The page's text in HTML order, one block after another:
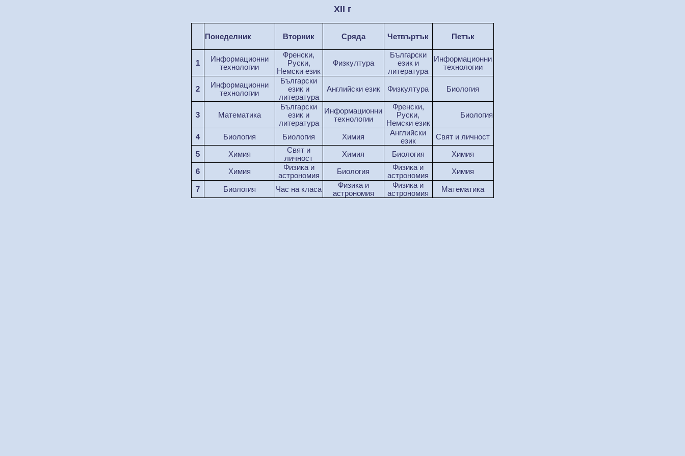
XII г
Понеделник Вторник Сряда Четвъртък Петък
1
Информационни
технологии
Френски,
Руски,
Немски език
Физкултура
Български
език и
литература
Информационни
технологии
2
Информационни
технологии
Български
език и
литература
Английски език Физкултура Биология
3 Математика
Български
език и
литература
Информационни
технологии
Френски,
Руски,
Немски език
Биология
4 Биология Биология Химия
Английски
език
Свят и личност
5 Химия
Свят и
личност
Химия Биология Химия
6 Химия
Физика и
астрономия
Биология
Физика и
астрономия
Химия
7 Биология Час на класа
Физика и
астрономия
Физика и
астрономия
Математика